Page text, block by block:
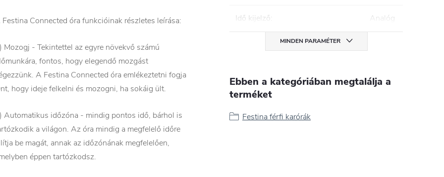
Connected óra funkcióinak részletes leírása:
Mozogj - Tekintettel az egyre növekvő számú
fontos, hogy elegendő mozgást
A Festina Connected óra emlékeztetni fogja
hogy ideje felkelni és mozogni, ha sokáig ült.
Automatikus időzóna - mindig pontos idő, bárhol is
a világon. Az óra mindig a megfelelő időre
be magát, annak az időzónának megfelelően,
éppen tartózkodsz.
Idő kijelző: Analóg
MINDEN PARAMÉTER
Ebben a kategóriában megtalálja a
terméket
Festina férfi karórák